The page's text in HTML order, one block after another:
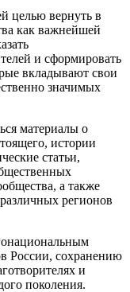
целью вернуть в
как важнейшей
и сформировать
вкладывают свои
значимых
материалы о
истории
статьи,
а также
регионов
России, сохранению
и
поколения.